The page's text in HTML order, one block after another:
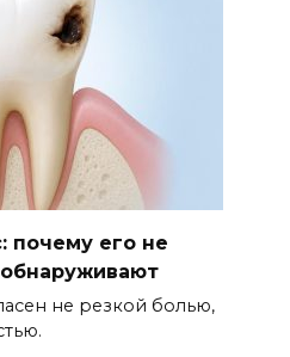
почему его не
не резкой болью,